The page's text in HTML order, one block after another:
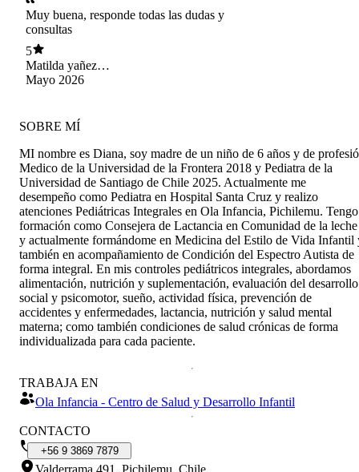
Muy buena, responde todas las dudas y
consultas
5
Matilda yañez
cornejo
Mayo 2026
SOBRE MÍ
MI nombre es Diana, soy madre de un niño de 6 años y de
Medico de la Universidad de la Frontera 2018 y Pediatra de la
Universidad de Santiago de Chile 2025. Actualmente me
desempeño como Pediatra en Hospital Santa Cruz y realizo
atenciones Pediátricas Integrales en Ola Infancia, Pichilemu. Tengo
formación como Consejera de Lactancia en Comunidad de la leche
y actualmente formándome en Medicina del Estilo de Vida Infantil
también en acompañamiento de Condición del Espectro Autista de
forma integral. En mis controles pediátricos integrales, abordamos
alimentación, nutrición y suplementación, evaluación del desarrollo
social y psicomotor, sueño, actividad física, prevención de
accidentes y enfermedades, lactancia, nutrición y salud mental
materna; como también condiciones de salud crónicas de forma
individualizada para cada paciente.
TRABAJA EN
Ola Infancia - Centro de Salud y Desarrollo Infantil
CONTACTO
+56 9 3869 7879
Valderrama 491, Pichilemu, Chile.